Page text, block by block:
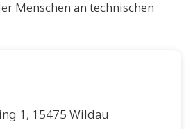
Menschen an technischen
1, 15475 Wildau